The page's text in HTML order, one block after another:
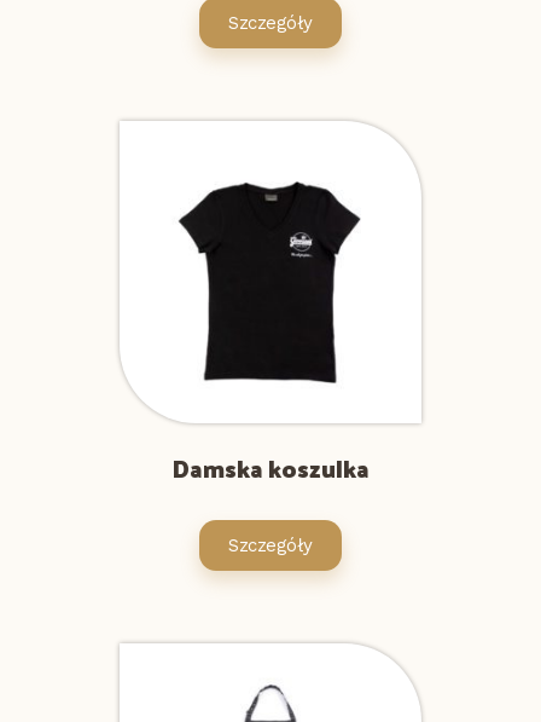
Szczegóły
Damska koszulka
Szczegóły